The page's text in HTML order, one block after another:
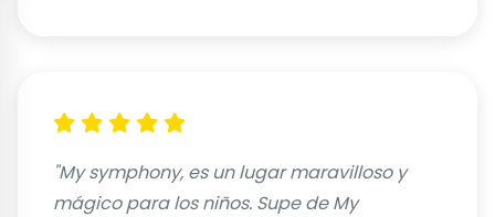
"My symphony, es un lugar maravilloso y
mágico para los niños. Supe de My